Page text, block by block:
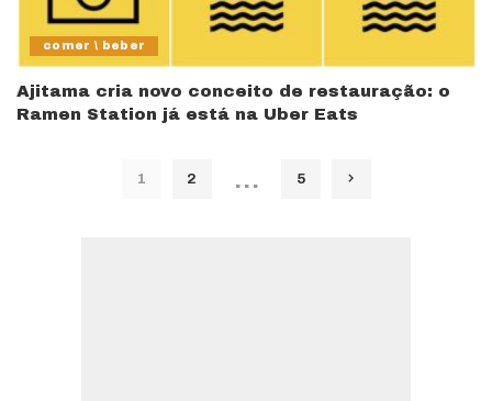
comer \ beber
Ajitama cria novo conceito de restauração: o
Ramen Station já está na Uber Eats
1 2 … 5